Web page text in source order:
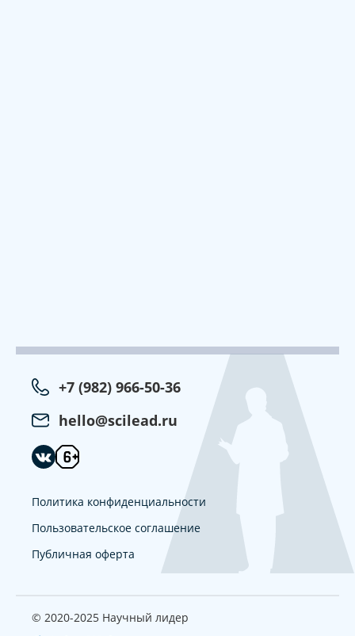
+7 (982) 966-50-36
hello@scilead.ru
Политика конфиденциальности
Пользовательское соглашение
Публичная оферта
© 2020-2025 Научный лидер